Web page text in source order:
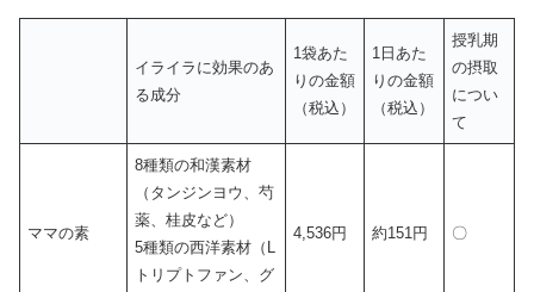
イライラに効果のあ
る成分
1袋あた
りの金額
（税込）
1日あた
りの金額
（税込）
授乳期
の摂取
につい
て
ママの素
8種類の和漢素材
（タンジンヨウ、芍
薬、桂皮など）
5種類の西洋素材（L
トリプトファン、グ
4,536円 約151円 〇